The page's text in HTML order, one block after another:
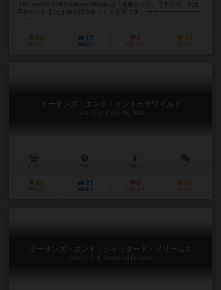
（※）Aeon's End:Southern Village は「拡張セット」ですので、別途
基本セット または 独立拡張セット が必要です。 ーーーーーーーーー
ーーー...
63
興味あり
17
経験あり
5
お気に入り
24
持ってる
イーオンズ・エンド：イントゥザワイルド
Aeon's End: Into the Wild
51
興味あり
21
経験あり
5
お気に入り
27
持ってる
イーオンズ・エンド：シャッタード・ドリームス
Aeon's End: Shattered Dreams